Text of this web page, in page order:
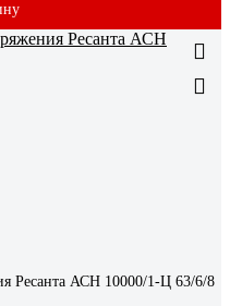
Ресанта АСН 10000/1-Ц 63/6/8